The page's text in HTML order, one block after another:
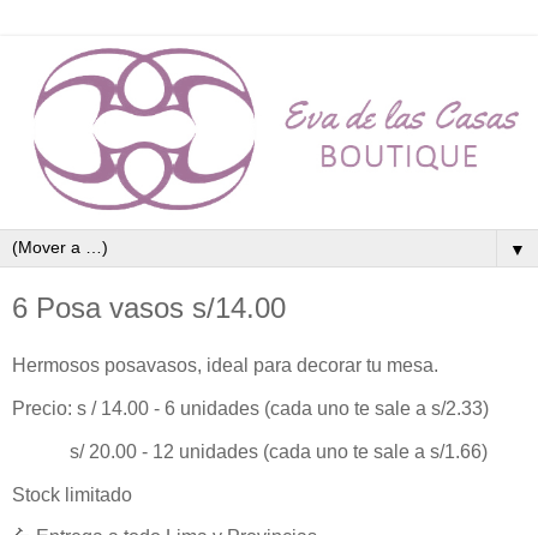
▼
6 Posa vasos s/14.00
Hermosos posavasos, ideal para decorar tu mesa.
Precio: s / 14.00 - 6 unidades (cada uno te sale a s/2.33)
s/ 20.00 - 12 unidades (cada uno te sale a s/1.66)
Stock limitado